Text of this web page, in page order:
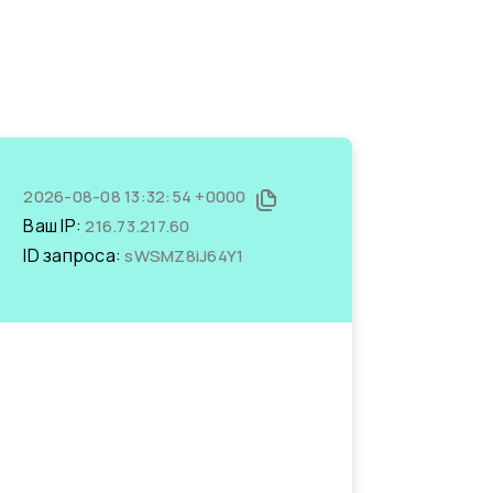
2026-08-08 13:32:54 +0000
Ваш IP:216.73.217.60
ID запроса:sWSMZ8iJ64Y1